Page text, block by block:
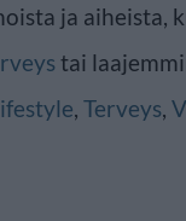
ja aiheista,
tai
, Terveys,